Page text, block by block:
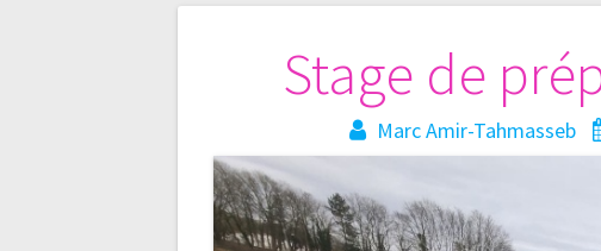
Stage de
Marc Amir-Tahmasseb
Navigation
l’article